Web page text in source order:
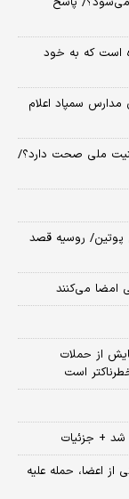
است که به خود
سمپاد اعلام
ملی صحت دارد؟/
پوتین/ روسیه قصد
از حملات
است
+ جزئیات
از اعضا، حمله علیه